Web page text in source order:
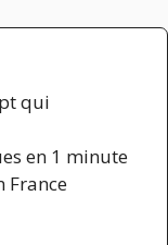
qui
en 1 minute
France